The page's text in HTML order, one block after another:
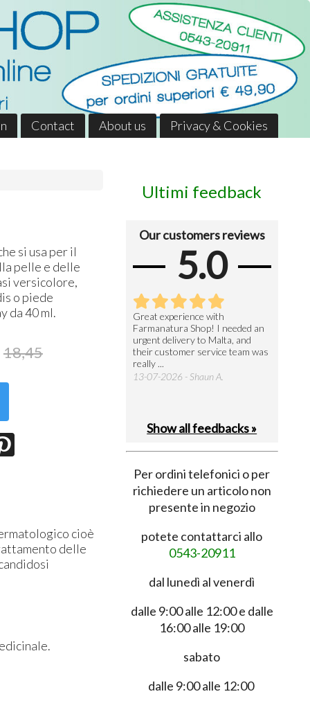
Contact About us Privacy & Cookies
si usa per il
pelle e delle
versicolore,
o piede
da 40 ml.
18,45
cioè
delle
Ultimi feedback
Our customers reviews
5.0
perfetto
Great experience with
Farmanatura Shop! I needed an
urgent delivery to Malta, and
their customer service team was
really ...
13-07-2026 - Shaun A.
Show all feedbacks »
Per ordini telefonici o per
richiedere un articolo non
presente in negozio
potete contattarci allo
0543-20911
dal lunedì al venerdì
dalle 9:00 alle 12:00 e dalle
16:00 alle 19:00
sabato
dalle 9:00 alle 12:00